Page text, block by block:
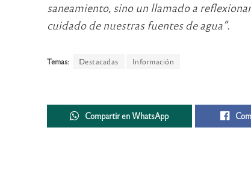
saneamiento, sino un llamado a
cuidado de nuestras fuentes de agua”.
Temas: Destacadas Información
Compartir en WhatsApp